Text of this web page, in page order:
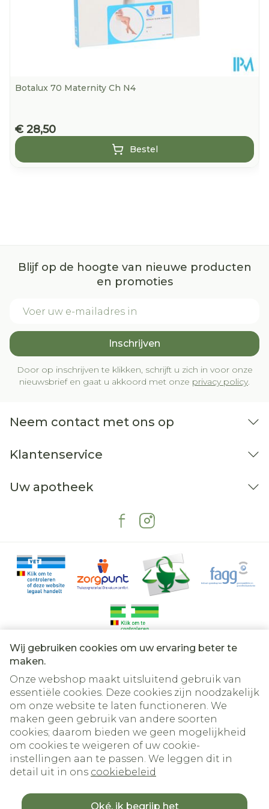
Wij gebruiken cookies om uw ervaring beter te
maken.
Onze webshop maakt uitsluitend gebruik van
essentiële cookies. Deze cookies zijn noodzakelijk
om onze website te laten functioneren. We
maken geen gebruik van andere soorten
cookies; daarom bieden we geen mogelijkheid
om cookies te weigeren of uw cookie-
instellingen aan te passen. We leggen dit in
detail uit in ons cookiebeleid
Oké, ik begrijp het
Botalux 70 Maternity Ch N4
€ 28,50
Bestel
Blijf op de hoogte van nieuwe producten
en promoties
Inschrijven
Door op inschrijven te klikken, schrijft u zich in voor onze
nieuwsbrief en gaat u akkoord met onze privacy policy.
Neem contact met ons op
Klantenservice
Uw apotheek
Juridische links